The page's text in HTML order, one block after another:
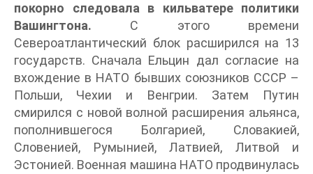
покорно следовала в кильватере политики
Вашингтона. С этого времени
Североатлантический блок расширился на 13
государств. Сначала Ельцин дал согласие на
вхождение в НАТО бывших союзников СССР –
Польши, Чехии и Венгрии. Затем Путин
смирился с новой волной расширения альянса,
пополнившегося Болгарией, Словакией,
Словенией, Румынией, Латвией, Литвой и
Эстонией. Военная машина НАТО продвинулась